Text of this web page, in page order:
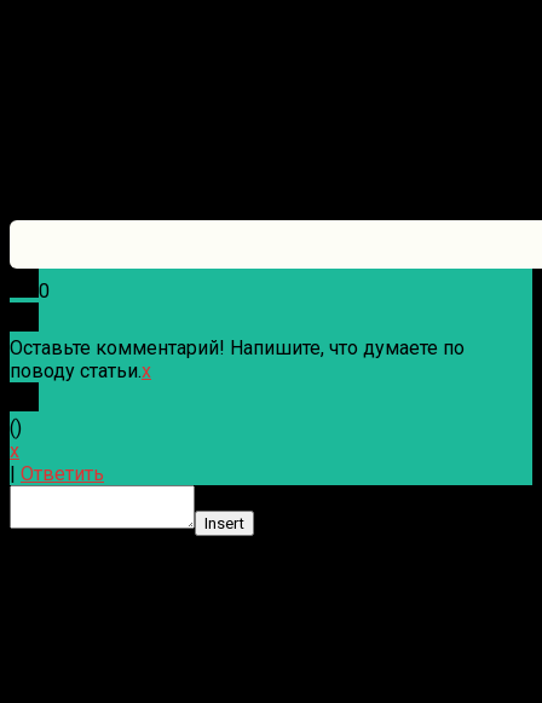
0
Оставьте комментарий! Напишите, что думаете по
поводу статьи.x
()
x
Ответить
Insert